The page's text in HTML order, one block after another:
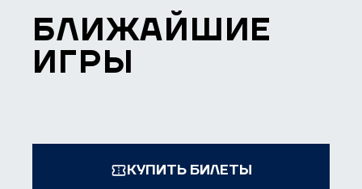
БЛИЖАЙШИЕ
ИГРЫ
КУПИТЬ БИЛЕТЫ